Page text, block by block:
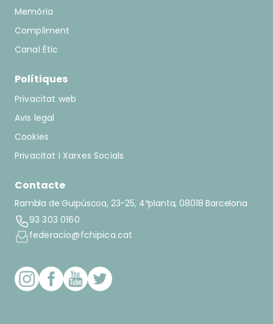
Memòria
Compliment
Canal Ètic
Polítiques
Privacitat web
Avis legal
Cookies
Privacitat i Xarxes Socials
Contacte
Rambla de Guipúscoa, 23-25, 4ºplanta, 08018 Barcelona
93 303 0160
federacio@fchipica.cat